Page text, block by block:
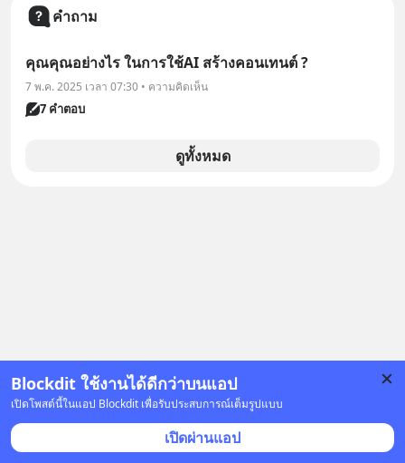
Blockdit ใช้งานได้ดีกว่าบนแอป
เปิดโพสต์นี้ในแอป Blockdit เพื่อรับประสบการณ์เต็มรูปแบบ
เปิดผ่านแอป
คำถาม
คุณคุณอย่างไร ในการใช้AI สร้างคอนเทนต์ ?
7 พ.ค. 2025 เวลา 07:30 • ความคิดเห็น
7 คำตอบ
ดูทั้งหมด